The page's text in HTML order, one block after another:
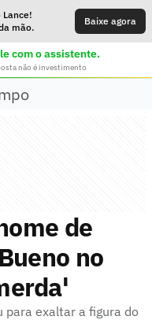
Lance!
mão.
Baixe agora
com o assistente.
não é investimento
de
no
exaltar a figura do